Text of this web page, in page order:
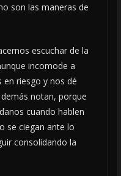
son las maneras de
escuchar de la
incomode a
en riesgo y nos dé
notan, porque
cuando hablen
se ciegan ante lo
consolidando la